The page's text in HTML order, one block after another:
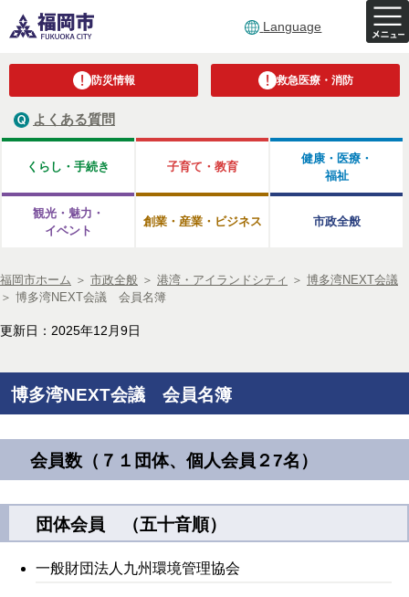
Language
防災情報 救急医療・消防
よくある質問
くらし・手続き 子育て・教育
健康・医療・
福祉
観光・魅力・
イベント
創業・産業・ビジネス 市政全般
福岡市ホーム ＞ 市政全般 ＞ 港湾・アイランドシティ ＞ 博多湾NEXT会議
＞ 博多湾NEXT会議 会員名簿
更新日：2025年12月9日
博多湾NEXT会議 会員名簿
会員数（７１団体、個人会員２7名）
団体会員 （五十音順）
一般財団法人九州環境管理協会